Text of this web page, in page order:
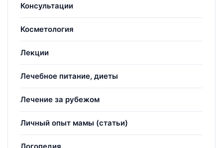
Консультации
Косметология
Лекции
Лечебное питание, диеты
Лечение за рубежом
Личный опыт мамы (статьи)